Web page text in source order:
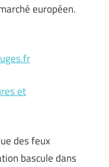
européen.
et
des feux
bascule dans